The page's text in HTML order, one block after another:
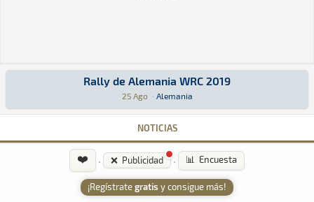
Rally de Alemania WRC 2019
Rally de Alemania WRC 2019
25 Ago · Alemania
WRC · Rally de Alemania WRC 2019: Aquí podrás encontrar toda
NOTICIAS
❤️ · ❌ Publicidad · 📊 Encuesta
¡Regístrategratis y consigue más!